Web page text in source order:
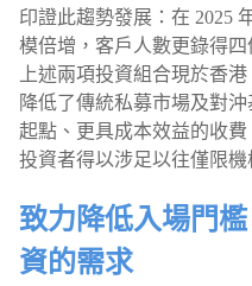
印證此趨勢發展：在 2025
模倍增，客戶人數更錄得四
上述兩項投資組合現於香
降低了傳統私募市場及對
起點、更具成本效益的收
投資者得以涉足以往僅限
致力降低入場門
資的需求